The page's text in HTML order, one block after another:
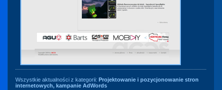
Wszystkie aktualności z kategorii: Projektowanie i pozycjonowanie stron
internetowych, kampanie AdWords